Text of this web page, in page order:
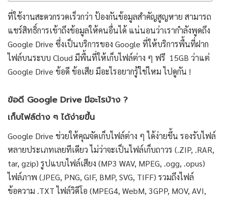
ที่ใช้งานสะดวกรวดเร็วกว่า ป้องกันข้อมูลสำคัญสูญหาย สามารถ
แชร์สิทธิ์การเข้าถึงข้อมูลให้คนอื่นได้ แน่นอนว่าเรากำลังพูดถึง
Google Drive ซึ่งเป็นบริการของ Google ที่ให้บริการพื้นที่ฝาก
ไฟล์บนระบบ Cloud มีพื้นที่ให้เก็บไฟล์ต่าง ๆ ฟรี 15GB ว่าแต่
Google Drive ข้อดี ข้อเสีย มีอะไรอยากรู้ใช่ไหม ไปดูกัน !
ข้อดี Google Drive มีอะไรบ้าง ?
เก็บไฟล์ต่าง ๆ ได้ง่ายขึ้น
Google Drive ช่วยให้คุณจัดเก็บไฟล์ต่าง ๆ ได้ง่ายขึ้น รองรับไฟล์
หลายประเภทเลยทีเดียว ไม่ว่าจะเป็นไฟล์เก็บถาวร (.ZIP, .RAR,
tar, gzip) รูปแบบไฟล์เสียง (MP3 WAV, MPEG, .ogg, .opus)
ไฟล์ภาพ (JPEG, PNG, GIF, BMP, SVG, TIFF) รวมถึงไฟล์
ข้อความ .TXT ไฟล์วิดีโอ (MPEG4, WebM, 3GPP, MOV, AVI,